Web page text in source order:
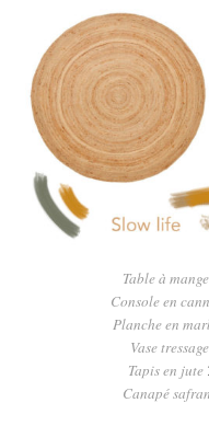
Table à
Console en
Planche en
Vase tressage
Tapis en jute
Canapé safran